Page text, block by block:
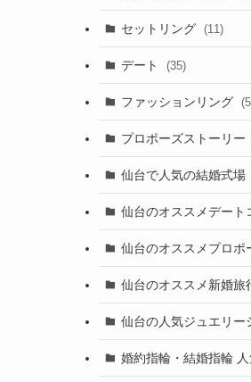
セットリング (11)
デート (35)
ファッションリング
プロポーズストーリー
仙台で人気の結婚式場
仙台のオススメデート
仙台のオススメプロポ
仙台のオススメ新婚旅
仙台の人気ジュエリー
婚約指輪・結婚指輪